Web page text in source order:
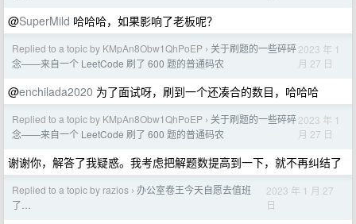
@SuperMild 哈哈哈，如果影响了老板呢？
Replied to a topic by KMpAn8Obw1QhPoEP › 关于刷题的一些碎碎
念——来自一个 LeetCode 刷了 600 题的普通码农
2023 年 1
月 27 日
@enchilada2020 为了面试呀，刷到一个还凑合的数目，哈哈哈
Replied to a topic by KMpAn8Obw1QhPoEP › 关于刷题的一些碎碎
念——来自一个 LeetCode 刷了 600 题的普通码农
2023 年 1
月 27 日
谢谢你，解答了我疑惑。我考虑把解题数提高到一下，就不再纠结了
Replied to a topic by razios › 办公室卷王今天自愿去值班
了…
2023 年 1 月 27
日